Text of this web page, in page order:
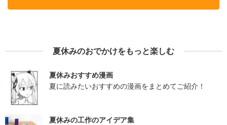
夏休みのおでかけをもっと楽しむ
夏休みおすすめ漫画
夏に読みたいおすすめの漫画をまとめてご紹介！
夏休みの工作のアイデア集